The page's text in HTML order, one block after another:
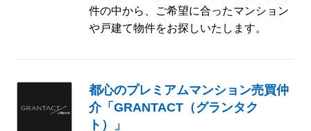
件の中から、ご希望に合ったマンション
や戸建て物件をお探しいたします。
都心のプレミアムマンション売買仲
介「GRANTACT（グランタク
ト）」